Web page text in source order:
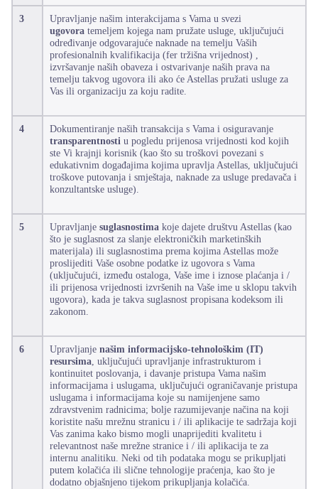
3
Upravljanje našim interakcijama s Vama u svezi
ugovoratemeljem kojega nam pružate usluge, uključujući
određivanje odgovarajuće naknade na temelju Vaših
profesionalnih kvalifikacija (fer tržišna vrijednost) ,
izvršavanje naših obaveza i ostvarivanje naših prava na
temelju takvog ugovora ili ako će Astellas pružati usluge za
Vas ili organizaciju za koju radite.
4
Dokumentiranje naših transakcija s Vama i osiguravanje
transparentnostiu pogledu prijenosa vrijednosti kod kojih
ste Vi krajnji korisnik (kao što su troškovi povezani s
edukativnim događajima kojima upravlja Astellas, uključujući
troškove putovanja i smještaja, naknade za usluge predavača i
konzultantske usluge).
5 Upravljanjesuglasnostimakoje dajete društvu Astellas (kao
što je suglasnost za slanje elektroničkih marketinških
materijala) ili suglasnostima prema kojima Astellas može
proslijediti Vaše osobne podatke iz ugovora s Vama
(uključujući, između ostaloga, Vaše ime i iznose plaćanja i /
ili prijenosa vrijednosti izvršenih na Vaše ime u sklopu takvih
ugovora), kada je takva suglasnost propisana kodeksom ili
zakonom.
6 Upravljanjenašim informacijsko-tehnološkim (IT)
resursima , uključujući upravljanje infrastrukturom i
kontinuitet poslovanja, i davanje pristupa Vama našim
informacijama i uslugama, uključujući ograničavanje pristupa
uslugama i informacijama koje su namijenjene samo
zdravstvenim radnicima; bolje razumijevanje načina na koji
koristite našu mrežnu stranicu i / ili aplikacije te sadržaja koji
Vas zanima kako bismo mogli unaprijediti kvalitetu i
relevantnost naše mrežne stranice i / ili aplikacija te za
internu analitiku. Neki od tih podataka mogu se prikupljati
putem kolačića ili slične tehnologije praćenja, kao što je
dodatno objašnjeno tijekom prikupljanja kolačića.